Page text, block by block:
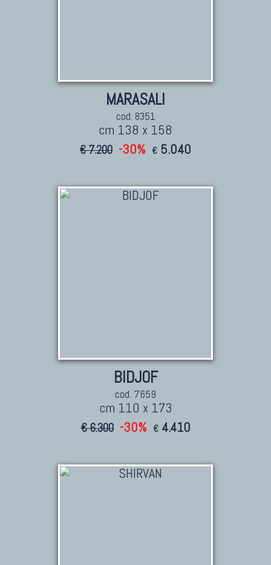
MARASALI
cod. 8351
cm 138 x 158
€ 7.200 -30% € 5.040
BIDJOF
cod. 7659
cm 110 x 173
€ 6.300 -30% € 4.410